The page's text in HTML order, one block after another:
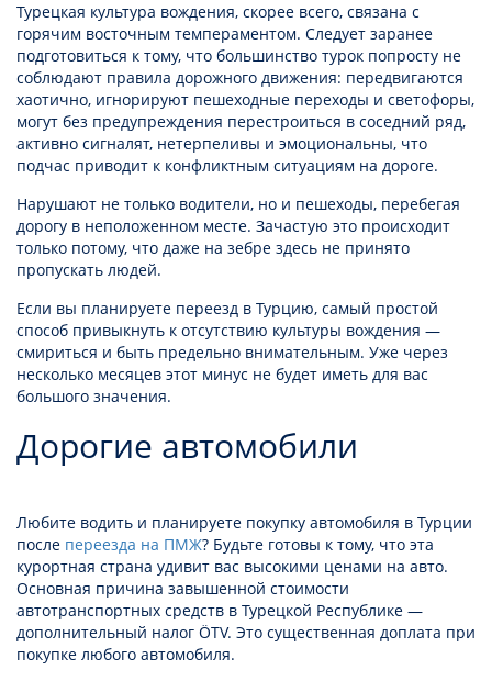
Турецкая культура вождения, скорее всего, связана с
горячим восточным темпераментом. Следует заранее
подготовиться к тому, что большинство турок попросту не
соблюдают правила дорожного движения: передвигаются
хаотично, игнорируют пешеходные переходы и светофоры,
могут без предупреждения перестроиться в соседний ряд,
активно сигналят, нетерпеливы и эмоциональны, что
подчас приводит к конфликтным ситуациям на дороге.
Нарушают не только водители, но и пешеходы, перебегая
дорогу в неположенном месте. Зачастую это происходит
только потому, что даже на зебре здесь не принято
пропускать людей.
Если вы планируете переезд в Турцию, самый простой
способ привыкнуть к отсутствию культуры вождения —
смириться и быть предельно внимательным. Уже через
несколько месяцев этот минус не будет иметь для вас
большого значения.
Дорогие автомобили
Любите водить и планируете покупку автомобиля в Турции
после переезда на ПМЖ? Будьте готовы к тому, что эта
курортная страна удивит вас высокими ценами на авто.
Основная причина завышенной стоимости
автотранспортных средств в Турецкой Республике —
дополнительный налог ÖTV. Это существенная доплата при
покупке любого автомобиля.